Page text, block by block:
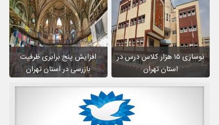
نوسازی ۱۵ هزار کلاس درس در
استان تهران
افزایش پنج برابری ظرفیت
بازرسی در استان تهران